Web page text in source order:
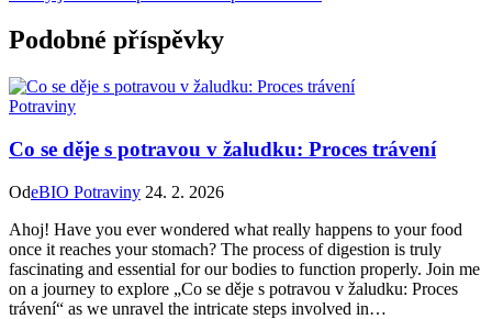
Podobné příspěvky
Potraviny
Co se děje s potravou v žaludku: Proces trávení
OdeBIO Potraviny 24. 2. 2026
Ahoj! Have you ever wondered what really happens to your food
once it reaches your stomach? The process of digestion is truly
fascinating and essential for our bodies to function properly. Join me
on a journey to explore „Co se děje s potravou v žaludku: Proces
trávení“ as we unravel the intricate steps involved in…